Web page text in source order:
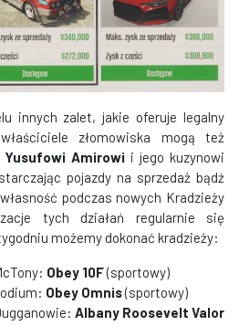
innych zalet, jakie oferuje legalny
złomowiska mogą też
Yusufowi Amirowi i jego kuzynowi
pojazdy na sprzedaż bądź
podczas nowych Kradzieży
tych działań regularnie się
możemy dokonać kradzieży:
Obey 10F(sportowy)
Obey Omnis(sportowy)
Albany Roosevelt Valor